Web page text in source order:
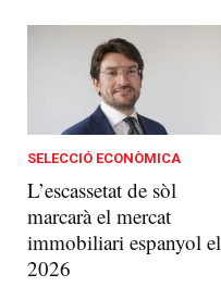
SELECCIÓ ECONÒMICA
L’escassetat de sòl
marcarà el mercat
immobiliari espanyol el
2026